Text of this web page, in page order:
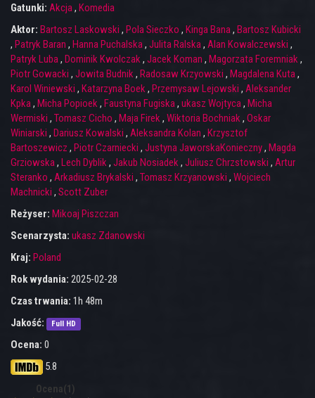
Gatunki: Akcja, Komedia
Aktor: Bartosz Laskowski , Pola Sieczko , Kinga Bana, Bartosz Kubicki
, Patryk Baran , Hanna Puchalska, Julita Ralska, Alan Kowalczewski ,
Patryk Luba, Dominik Kwolczak, Jacek Koman , Magorzata Foremniak,
Piotr Gowacki , Jowita Budnik, Radosaw Krzyowski , Magdalena Kuta,
Karol Winiewski , Katarzyna Boek, Przemysaw Lejowski , Aleksander
Kpka, Micha Popioek, Faustyna Fugiska, ukasz Wojtyca, Micha
Wermiski , Tomasz Cicho , Maja Firek, Wiktoria Bochniak, Oskar
Winiarski , Dariusz Kowalski , Aleksandra Kolan , Krzysztof
Bartoszewicz , Piotr Czarniecki , Justyna JaworskaKonieczny, Magda
Grziowska, Lech Dyblik, Jakub Nosiadek, Juliusz Chrzstowski , Artur
Steranko , Arkadiusz Brykalski , Tomasz Krzyanowski , Wojciech
Machnicki , Scott Zuber
Reżyser: Mikoaj Piszczan
Scenarzysta: ukasz Zdanowski
Kraj: Poland
Rok wydania: 2025-02-28
Czas trwania: 1h 48m
Jakość:
Full HD
Ocena: 0
5.8
Ocena(1)